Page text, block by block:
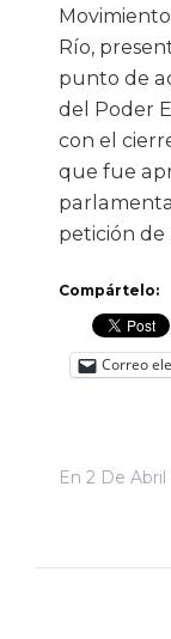
Río,
punto de
del Poder
con el
que fue
petición de
Compártelo:
Correo
En 2 De